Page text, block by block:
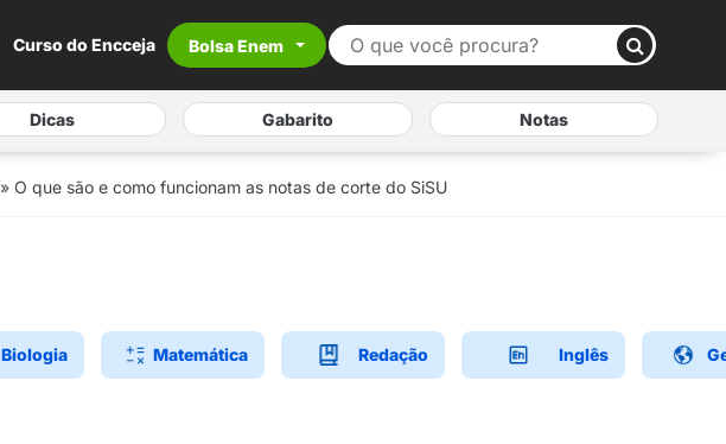
Curso do Encceja Bolsa Enem
Dicas Gabarito Notas
» O que são e como funcionam as notas de corte do SiSU
Biologia Matemática Redação Inglês